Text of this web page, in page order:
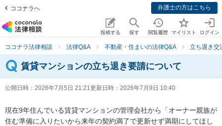
ココナラへ 弁護士の方はこちら
投稿する 探す 閲覧履歴 マイリスト ログイン
ココナラ法律相談 法律Q&A 不動産・住まいの法律Q&A 立ち退き交
賃貸マンションの立ち退き要請について
公開日時： 2026年7月5日 21:21更新日時： 2026年7月9日 10:40
現在9年住んでいる賃貸マンションの管理会社から「オーナー親族が
住む準備に入りたいから来年の契約満了で更新せず満期にしてほし